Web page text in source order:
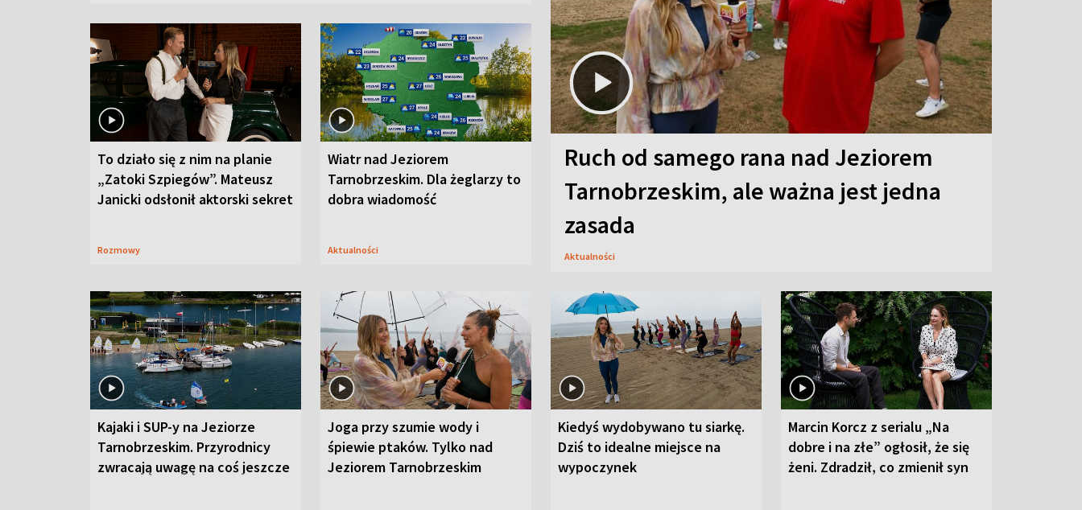
To działo się z nim na planie
„Zatoki Szpiegów”. Mateusz
Janicki odsłonił aktorski sekret
Rozmowy
Wiatr nad Jeziorem
Tarnobrzeskim. Dla żeglarzy to
dobra wiadomość
Aktualności
Ruch od samego rana nad Jeziorem
Tarnobrzeskim, ale ważna jest jedna
zasada
Aktualności
Kajaki i SUP-y na Jeziorze
Tarnobrzeskim. Przyrodnicy
zwracają uwagę na coś jeszcze
Joga przy szumie wody i
śpiewie ptaków. Tylko nad
Jeziorem Tarnobrzeskim
Kiedyś wydobywano tu siarkę.
Dziś to idealne miejsce na
wypoczynek
Marcin Korcz z serialu „Na
dobre i na złe” ogłosił, że się
żeni. Zdradził, co zmienił syn